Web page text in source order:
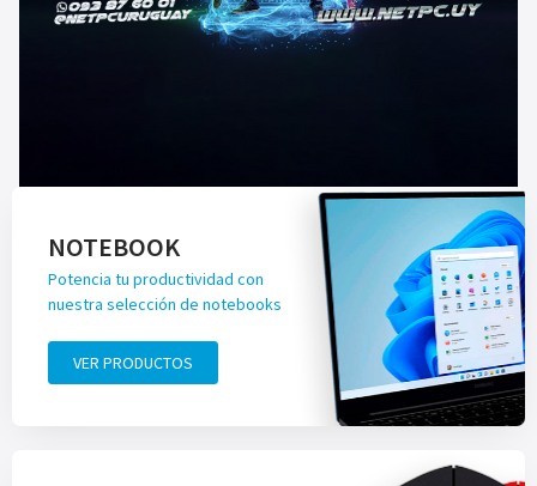
NOTEBOOK
Potencia tu productividad con
nuestra selección de notebooks
VER PRODUCTOS